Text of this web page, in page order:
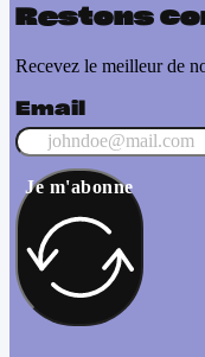
Restons
Recevez le meilleur de
Email
Je m'abonne